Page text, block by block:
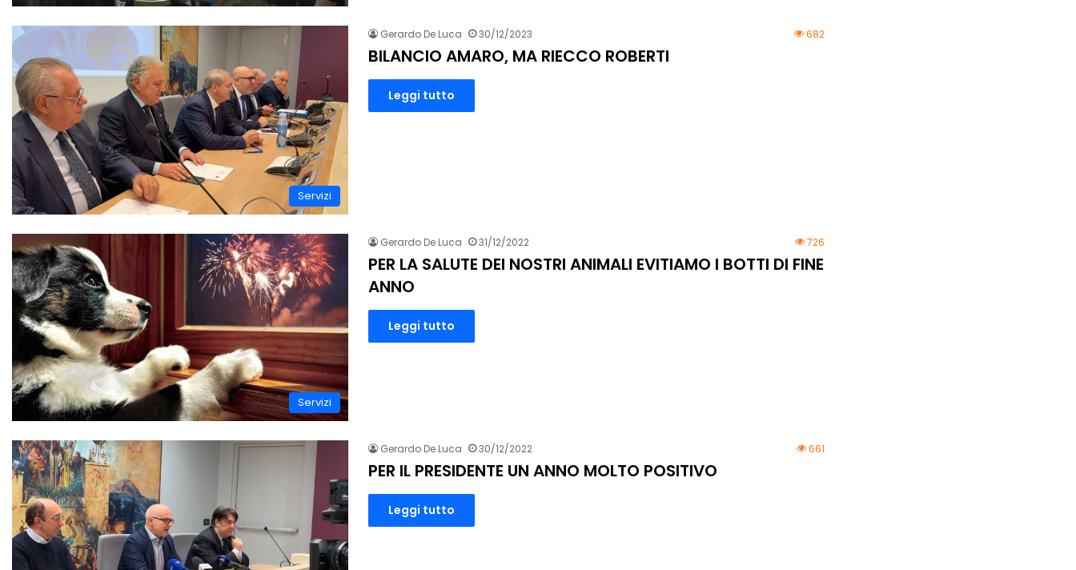
Servizi
Gerardo De Luca 30/12/2023 682
BILANCIO AMARO, MA RIECCO ROBERTI
Leggi tutto
Servizi
Gerardo De Luca 31/12/2022 726
PER LA SALUTE DEI NOSTRI ANIMALI EVITIAMO I BOTTI DI FINE
ANNO
Leggi tutto
Gerardo De Luca 30/12/2022 661
PER IL PRESIDENTE UN ANNO MOLTO POSITIVO
Leggi tutto